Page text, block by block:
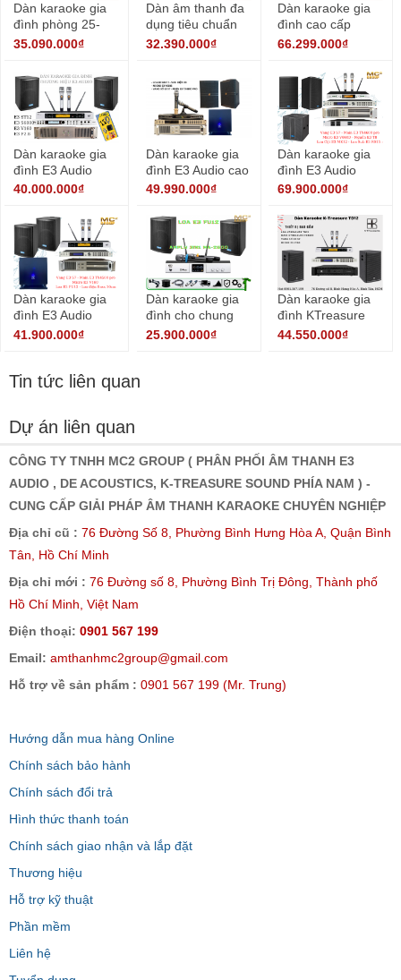
Dàn karaoke gia
đình phòng 25-
30m2 thương hiệu
35.090.000₫
Dàn âm thanh đa
dụng tiêu chuẩn
karaoke, xem
32.390.000₫
Dàn karaoke gia
đình cao cấp
66.299.000₫
Dàn karaoke gia
đình E3 Audio
được yêu thích
40.000.000₫
Dàn karaoke gia
đình E3 Audio cao
cấp 02
49.990.000₫
Dàn karaoke gia
đình E3 Audio
2023 ( 01 )
69.900.000₫
Dàn karaoke gia
đình E3 Audio
2023 số 03
41.900.000₫
Dàn karaoke gia
đình cho chung
cư 2024 số 4
25.900.000₫
Dàn karaoke gia
đình KTreasure
TD12 mới nhất
44.550.000₫
Tin tức liên quan
Dự án liên quan
CÔNG TY TNHH MC2 GROUP ( PHÂN PHỐI ÂM THANH E3
AUDIO , DE ACOUSTICS, K-TREASURE SOUND PHÍA NAM ) -
CUNG CẤP GIẢI PHÁP ÂM THANH KARAOKE CHUYÊN NGHIỆP
Địa chỉ cũ : 76 Đường Số 8, Phường Bình Hưng Hòa A, Quận Bình
Tân, Hồ Chí Minh
Địa chỉ mới : 76 Đường số 8, Phường Bình Trị Đông, Thành phố
Hồ Chí Minh, Việt Nam
Điện thoại: 0901 567 199
Email: amthanhmc2group@gmail.com
Hỗ trợ về sản phẩm : 0901 567 199 (Mr. Trung)
Hướng dẫn mua hàng Online
Chính sách bảo hành
Chính sách đổi trả
Hình thức thanh toán
Chính sách giao nhận và lắp đặt
Thương hiệu
Hỗ trợ kỹ thuật
Phần mềm
Liên hệ